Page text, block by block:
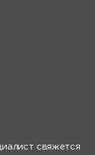
свяжется